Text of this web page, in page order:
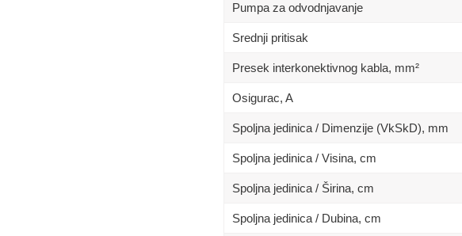
Pumpa za odvodnjavanje
Srednji pritisak
Presek interkonektivnog kabla, mm²
Osigurac, A
Spoljna jedinica / Dimenzije (VkSkD), mm
Spoljna jedinica / Visina, сm
Spoljna jedinica / Širina, сm
Spoljna jedinica / Dubina, сm